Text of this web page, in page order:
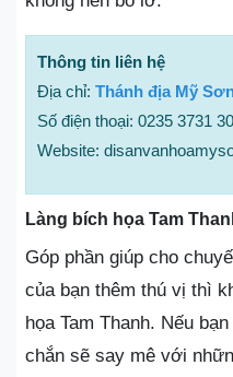
Thông tin liên hệ
Địa chỉ: Thánh địa Mỹ
Số điện thoại: 0235 3731
Website:
Làng bích họa Tam
Góp phần giúp cho
của bạn thêm thú vị thì
họa Tam Thanh. Nếu
chắn sẽ say mê với